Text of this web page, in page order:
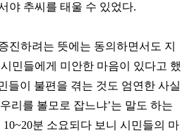
야 추씨를 태울 수 있었다.
진하려는 뜻에는 동의하면서도 지
민들에게 미안한 마음이 있다고 했
들이 불편을 겪는 것도 엄연한 사실
리를 볼모로 잡느냐’는 말도 하는
10~20분 소요되다 보니 시민들의 마